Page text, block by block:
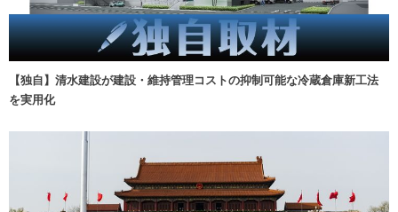
【独自】清水建設が建設・維持管理コストの抑制可能な冷蔵倉庫新工法
を実用化